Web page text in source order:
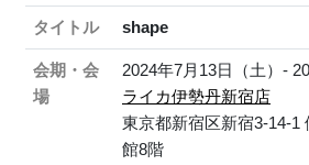
タイトル shape
会期・会
場
2024年7月13日（土）-
ライカ伊勢丹新宿店
東京都新宿区新宿3-14-1
館8階